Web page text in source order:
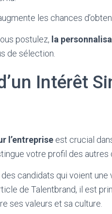
les chances
postulez, la
de sélection.
Intérêt
l’entreprise est crucial
votre profil des autres
candidats qui voient
de Talentbrand, il est
ses valeurs et sa culture.